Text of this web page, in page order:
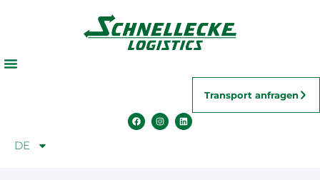
Transport anfragen
DE